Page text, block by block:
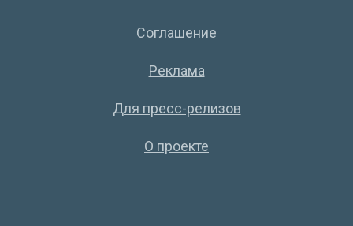
Соглашение
Реклама
Для пресс-релизов
О проекте